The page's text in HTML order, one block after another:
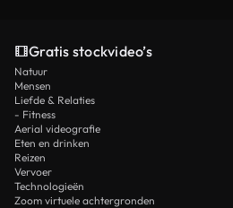
Gratis stockvideo’s
Natuur
Mensen
Liefde & Relaties
- Fitness
Aerial videografie
Eten en drinken
Reizen
Vervoer
Technologieën
Zoom virtuele achtergronden